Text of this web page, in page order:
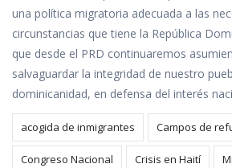
una política migratoria adecuada a las
circunstancias que tiene la República
que desde el PRD continuaremos
salvaguardar la integridad de nuestro
dominicanidad, en defensa del interés
acogida de inmigrantes Campos de
Congreso Nacional Crisis en Haití